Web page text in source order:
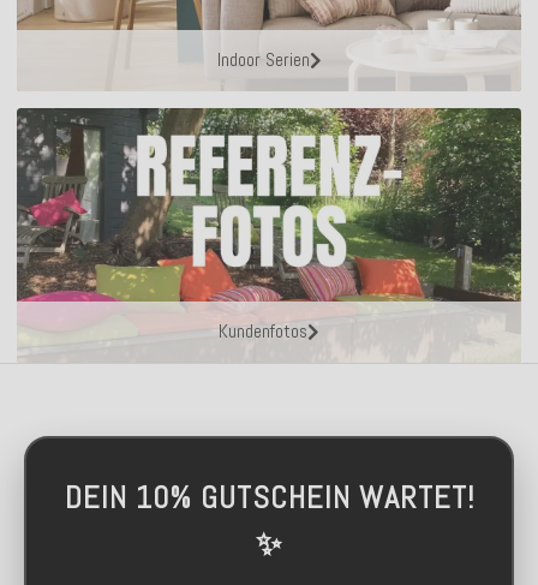
Indoor Serien
Kundenfotos
DEIN 10% GUTSCHEIN WARTET!
✨